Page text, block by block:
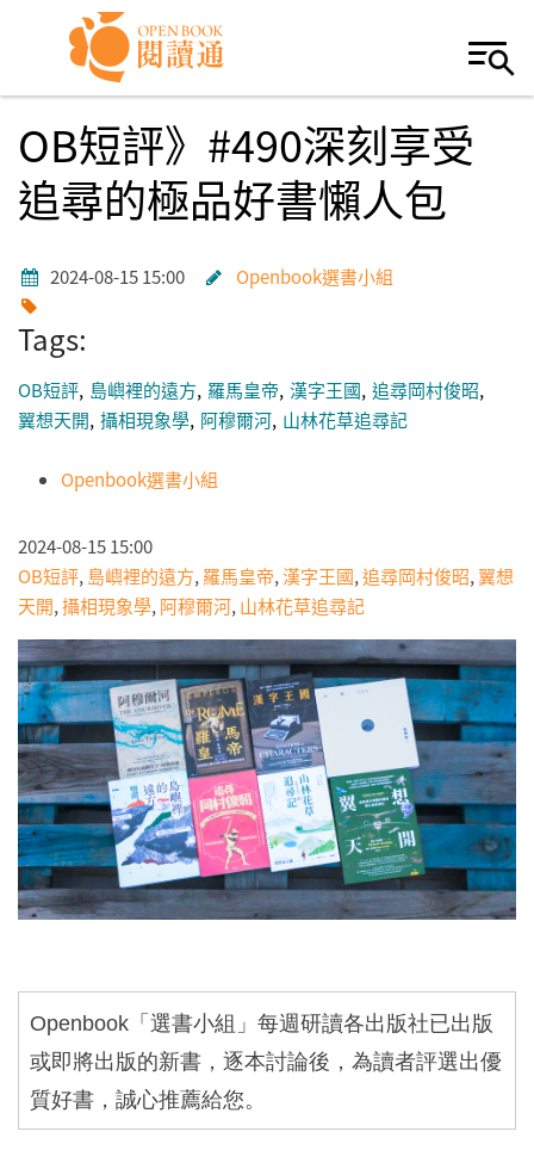
Skip to navigation
移至主內容
OB短評》#490深刻享受
追尋的極品好書懶人包
2024-08-15 15:00 Openbook選書小組
Tags:
OB短評 島嶼裡的遠方 羅馬皇帝 漢字王國
追尋岡村俊昭
翼想天開
攝相現象學 阿穆爾河 山林花草追尋記
Openbook選書小組
2024-08-15 15:00
OB短評, 島嶼裡的遠方, 羅馬皇帝,漢字王國,追尋岡村俊昭, 翼想
天開,攝相現象學, 阿穆爾河, 山林花草追尋記
Openbook 「選書小組」每週研讀各出版社已出版
或即將出版的新書，逐本討論後，為讀者評選出優
質好書，誠心推薦給您。